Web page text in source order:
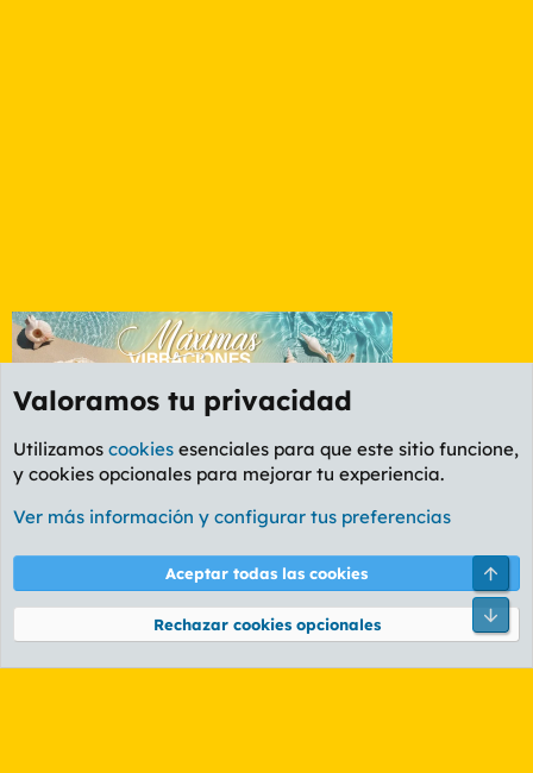
Etiquetas
Cookies
PL OLDSTYLE AMARILLO
Términos y reglas Política de privacidad Ayuda
Community platform by XenForo® © 2010-2026 XenForo Ltd.
Valoramos tu privacidad
Utilizamos cookies esenciales para que este sitio funcione,
y cookies opcionales para mejorar tu experiencia.
Ver más información y configurar tus preferencias
Aceptar todas las cookies
Rechazar cookies opcionales
Pie